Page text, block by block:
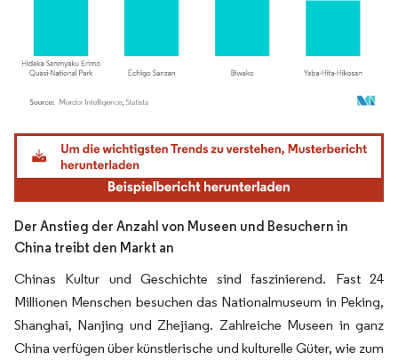
Bild © Mordor Intelligence. Wiederverwendung erfordert Namensnennung gemäß
Der Anstieg der Anzahl von Museen und Besuchern in
China treibt den Markt an
Chinas Kultur und Geschichte sind faszinierend. Fast 24
Millionen Menschen besuchen das Nationalmuseum in Peking,
Shanghai, Nanjing und Zhejiang. Zahlreiche Museen in ganz
China verfügen über künstlerische und kulturelle Güter, wie zum